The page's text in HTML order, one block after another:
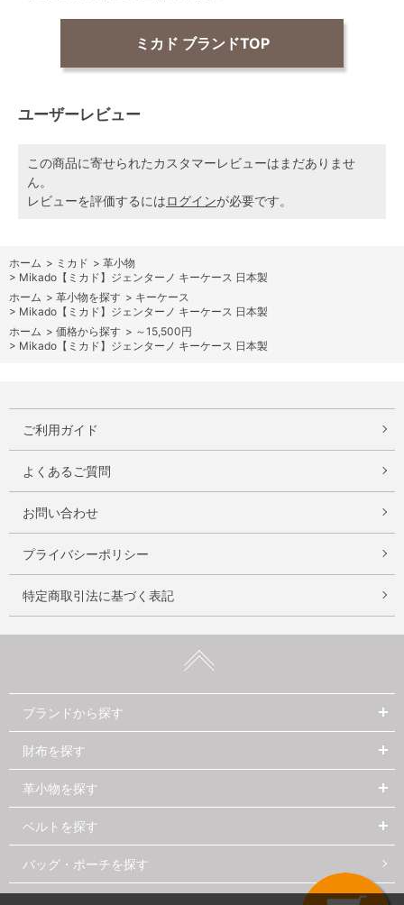
ミカド ブランドTOP
ユーザーレビュー
この商品に寄せられたカスタマーレビューはまだありませ
ん。
レビューを評価するにはログインが必要です。
ホーム > ミカド > 革小物
> Mikado【ミカド】ジェンターノ キーケース 日本製
ホーム > 革小物を探す > キーケース
> Mikado【ミカド】ジェンターノ キーケース 日本製
ホーム > 価格から探す > ～15,500円
> Mikado【ミカド】ジェンターノ キーケース 日本製
ご利用ガイド
よくあるご質問
お問い合わせ
プライバシーポリシー
特定商取引法に基づく表記
ブランドから探す
財布を探す
革小物を探す
ベルトを探す
バッグ・ポーチを探す